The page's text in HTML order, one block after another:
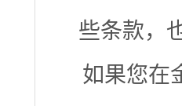
些条款，
如果您在